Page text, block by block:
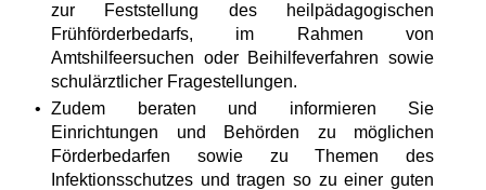
zur Feststellung des heilpädagogischen
Frühförderbedarfs, im Rahmen von
Amtshilfeersuchen oder Beihilfeverfahren sowie
schulärztlicher Fragestellungen.
Zudem beraten und informieren Sie
Einrichtungen und Behörden zu möglichen
Förderbedarfen sowie zu Themen des
Infektionsschutzes und tragen so zu einer guten